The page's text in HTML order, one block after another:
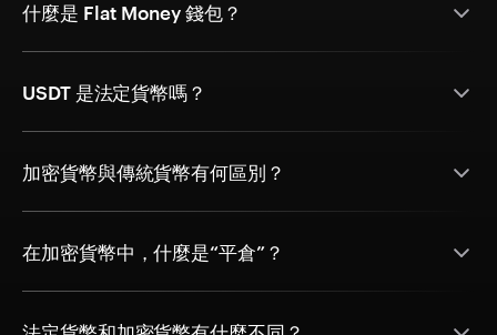
什麼是 Flat Money 錢包？
USDT 是法定貨幣嗎？
加密貨幣與傳統貨幣有何區別？
在加密貨幣中，什麼是“平倉”？